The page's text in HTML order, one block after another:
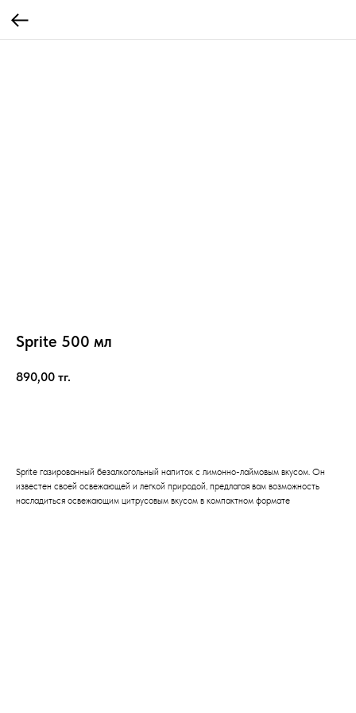
Sprite 500 мл
890,00 тг.
Sprite газированный безалкогольный напиток с лимонно-лаймовым вкусом. Он
известен своей освежающей и легкой природой, предлагая вам возможность
насладиться освежающим цитрусовым вкусом в компактном формате